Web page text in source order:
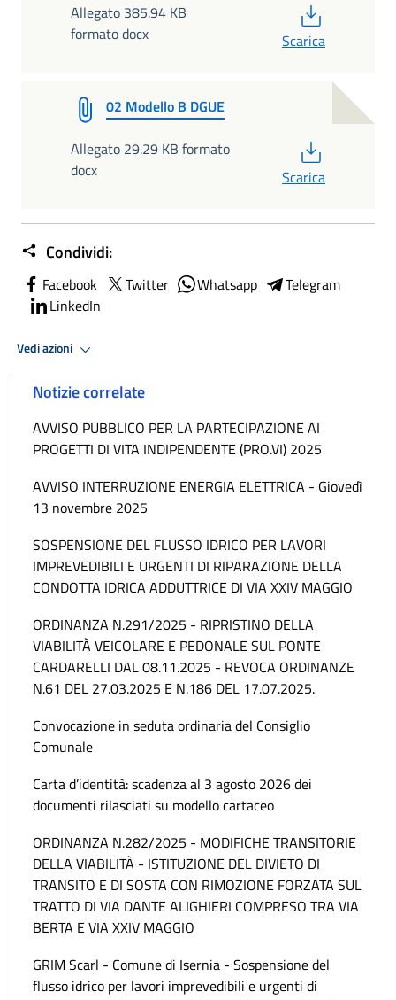
Allegato 385.94 KB
formato docx
Scarica
02 Modello B DGUE
Allegato 29.29 KB formato
docx
Scarica
Condividi:
Facebook Twitter Whatsapp
Telegram
LinkedIn
Vedi azioni
Notizie correlate
AVVISO PUBBLICO PER LA PARTECIPAZIONE AI
PROGETTI DI VITA INDIPENDENTE (PRO.VI) 2025
AVVISO INTERRUZIONE ENERGIA ELETTRICA - Giovedì
13 novembre 2025
SOSPENSIONE DEL FLUSSO IDRICO PER LAVORI
IMPREVEDIBILI E URGENTI DI RIPARAZIONE DELLA
CONDOTTA IDRICA ADDUTTRICE DI VIA XXIV MAGGIO
ORDINANZA N.291/2025 - RIPRISTINO DELLA
VIABILITÀ VEICOLARE E PEDONALE SUL PONTE
CARDARELLI DAL 08.11.2025 - REVOCA ORDINANZE
N.61 DEL 27.03.2025 E N.186 DEL 17.07.2025.
Convocazione in seduta ordinaria del Consiglio
Comunale
Carta d’identità: scadenza al 3 agosto 2026 dei
documenti rilasciati su modello cartaceo
ORDINANZA N.282/2025 - MODIFICHE TRANSITORIE
DELLA VIABILITÀ - ISTITUZIONE DEL DIVIETO DI
TRANSITO E DI SOSTA CON RIMOZIONE FORZATA SUL
TRATTO DI VIA DANTE ALIGHIERI COMPRESO TRA VIA
BERTA E VIA XXIV MAGGIO
GRIM Scarl - Comune di Isernia - Sospensione del
flusso idrico per lavori imprevedibili e urgenti di